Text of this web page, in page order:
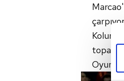
Koluna
topa
Oyunun